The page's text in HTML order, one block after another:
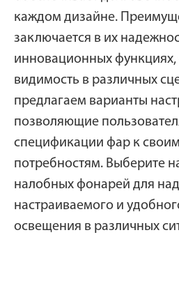
каждом дизайне.
заключается в их
инновационных
видимость в различных
предлагаем варианты
позволяющие
спецификации фар к
потребностям. Выберите
налобных фонарей для
настраиваемого и
освещения в различных